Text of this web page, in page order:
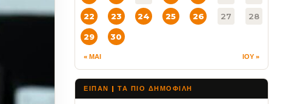
22 23 24 25 26 27 28
29 30
« ΜΑΙ ΙΟΥ »
ΕΙΠΑΝ | ΤΑ ΠΙΟ ΔΗΜΟΦΙΛΉ